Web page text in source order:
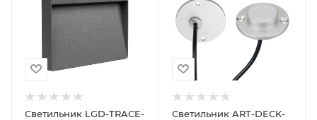
Светильник LGD-TRACE-
Светильник ART-DECK-